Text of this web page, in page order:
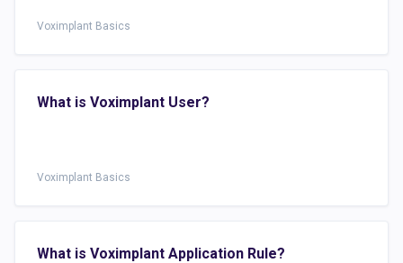
Voximplant Basics
What is Voximplant User?
Voximplant Basics
What is Voximplant Application Rule?